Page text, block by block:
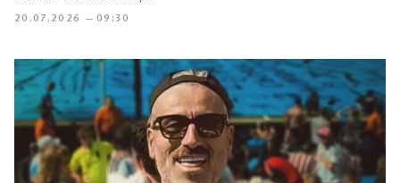
20.07.2026 — 09:30